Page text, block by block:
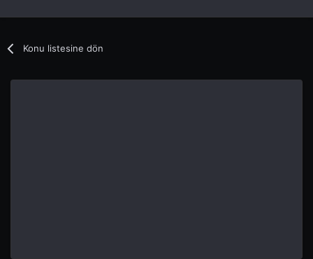
Konu listesine dön